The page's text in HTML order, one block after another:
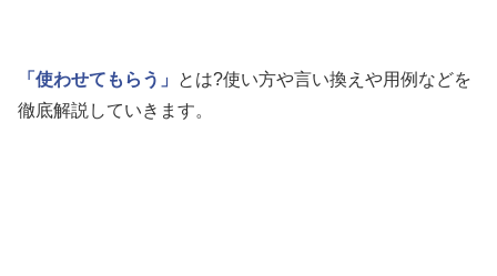
「使わせてもらう」
とは?使い方や言い換えや用例などを
徹底解説していきます。